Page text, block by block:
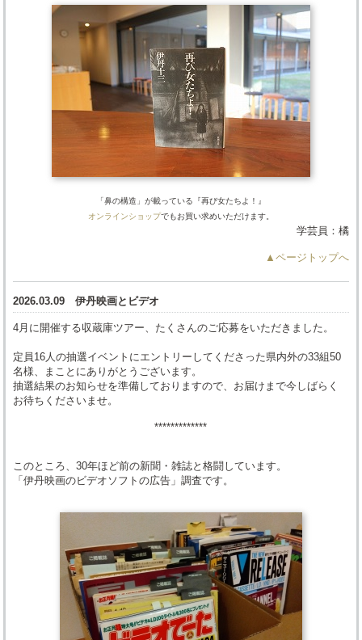
「鼻の構造」が載っている『再び女たちよ！』
オンラインショップでもお買い求めいただけます。
学芸員：橘
▲ページトップへ
2026.03.09伊丹映画とビデオ
4月に開催する収蔵庫ツアー、たくさんのご応募をいただきました。
定員16人の抽選イベントにエントリーしてくださった県内外の33組50
名様、まことにありがとうございます。
抽選結果のお知らせを準備しておりますので、お届けまで今しばらく
お待ちくださいませ。
*************
このところ、30年ほど前の新聞・雑誌と格闘しています。
「伊丹映画のビデオソフトの広告」調査です。